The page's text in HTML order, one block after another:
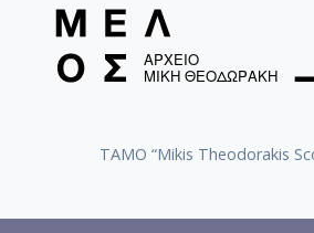
TAMO “Mikis Theodorakis